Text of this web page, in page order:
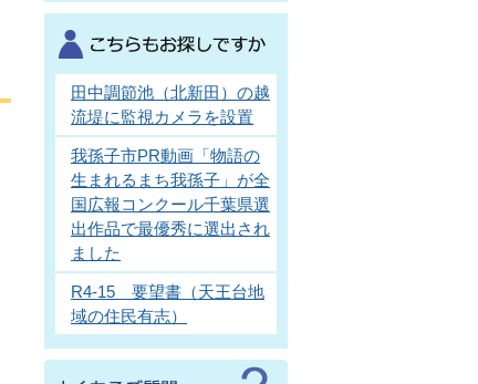
田中調節池（北新田）の越
流堤に監視カメラを設置
我孫子市PR動画「物語の
生まれるまち我孫子」が全
国広報コンクール千葉県選
出作品で最優秀に選出され
ました
R4-15 要望書（天王台地
域の住民有志）